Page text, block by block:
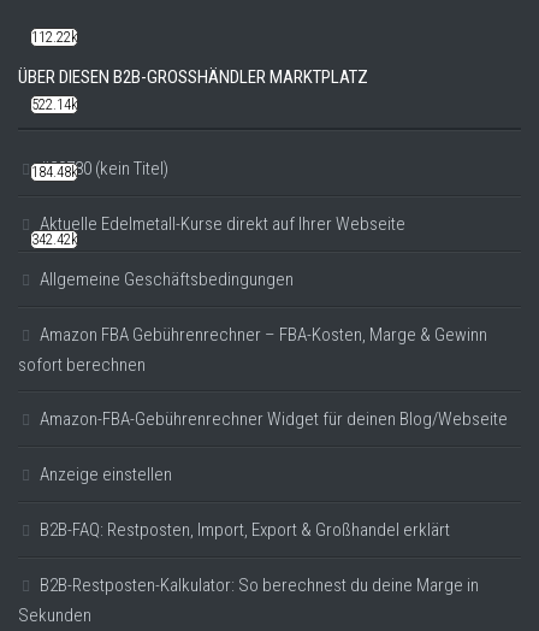
ÜBER DIESEN B2B-GROSSHÄNDLER MARKTPLATZ
#20780 (kein Titel)
Aktuelle Edelmetall-Kurse direkt auf Ihrer Webseite
Allgemeine Geschäftsbedingungen
Amazon FBA Gebührenrechner – FBA-Kosten, Marge & Gewinn
sofort berechnen
Amazon-FBA-Gebührenrechner Widget für deinen Blog/Webseite
Anzeige einstellen
B2B-FAQ: Restposten, Import, Export & Großhandel erklärt
B2B-Restposten-Kalkulator: So berechnest du deine Marge in
Sekunden
112.22k
522.14k
184.48k
342.42k